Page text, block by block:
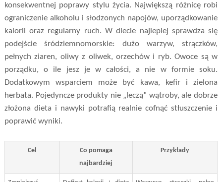
konsekwentnej poprawy stylu życia. Największą różnicę robi
ograniczenie alkoholu i słodzonych napojów, uporządkowanie
kalorii oraz regularny ruch. W diecie najlepiej sprawdza się
podejście śródziemnomorskie: dużo warzyw, strączków,
pełnych ziaren, oliwy z oliwek, orzechów i ryb. Owoce są w
porządku, o ile jesz je w całości, a nie w formie soku.
Dodatkowym wsparciem może być kawa, kefir i zielona
herbata. Pojedyncze produkty nie „leczą” wątroby, ale dobrze
złożona dieta i nawyki potrafią realnie cofnąć stłuszczenie i
poprawić wyniki.
Cel
Co pomaga
najbardziej
Przykłady